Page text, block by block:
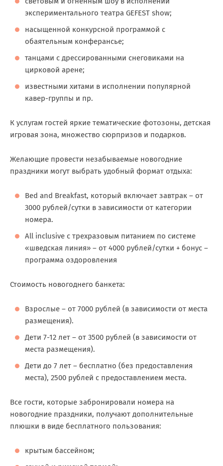
экспериментального театра GEFEST show;
насыщенной конкурсной программой с
обаятельным конферансье;
танцами с дрессированными снеговиками на
цирковой арене;
известными хитами в исполнении популярной
кавер-группы и пр.
К услугам гостей яркие тематические фотозоны, детская
игровая зона, множество сюрпризов и подарков.
Желающие провести незабываемые новогодние
праздники могут выбрать удобный формат отдыха:
Bed and Breakfast, который включает завтрак – от
3000 рублей/сутки в зависимости от категории
номера.
All inclusive с трехразовым питанием по системе
«шведская линия» – от 4000 рублей/сутки + бонус –
программа оздоровления
Стоимость новогоднего банкета:
Взрослые – от 7000 рублей (в зависимости от места
размещения).
Дети 7-12 лет – от 3500 рублей (в зависимости от
места размещения).
Дети до 7 лет – бесплатно (без предоставления
места), 2500 рублей с предоставлением места.
Все гости, которые забронировали номера на
новогодние праздники, получают дополнительные
плюшки в виде бесплатного пользования:
крытым бассейном;